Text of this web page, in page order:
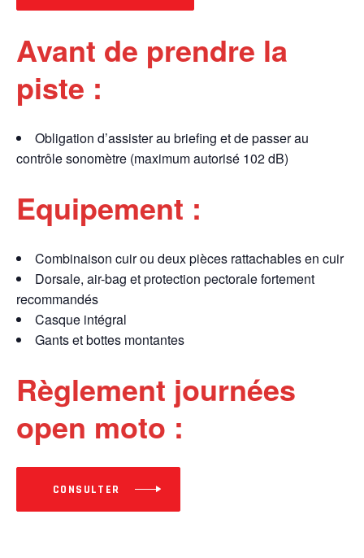
Avant de prendre la
piste :
Obligation d’assister au briefing et de passer au
contrôle sonomètre (maximum autorisé 102 dB)
Equipement :
Combinaison cuir ou deux pièces rattachables en cuir
Dorsale, air-bag et protection pectorale fortement
recommandés
Casque intégral
Gants et bottes montantes
Règlement journées
open moto :
CONSULTER